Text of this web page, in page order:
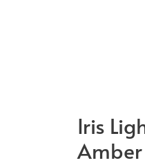
Iris
Amber